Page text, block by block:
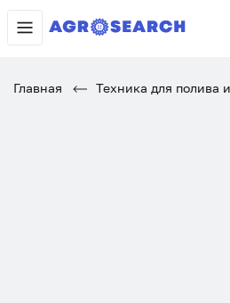
Главная Техника для полива